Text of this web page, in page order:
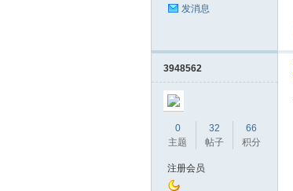
发消息
3948562
0
主题
32
帖子
66
积分
注册会员